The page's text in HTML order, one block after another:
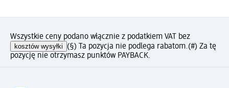
Wszystkie ceny podano włącznie z podatkiem VAT bez
kosztów wysyłki (§) Ta pozycja nie podlega rabatom.(#) Za tę
pozycję nie otrzymasz punktów PAYBACK.